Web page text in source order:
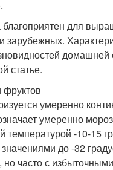
благоприятен для
зарубежных.
домашней
статье.
фруктов
умеренно
умеренно
температурой -10-15
до -32
но часто с